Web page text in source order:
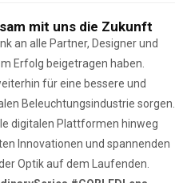
mit uns die Zukunft
an alle Partner, Designer und
Erfolg beigetragen haben.
für eine bessere und
Beleuchtungsindustrie sorgen.
digitalen Plattformen hinweg
Innovationen und spannenden
Optik auf dem Laufenden.